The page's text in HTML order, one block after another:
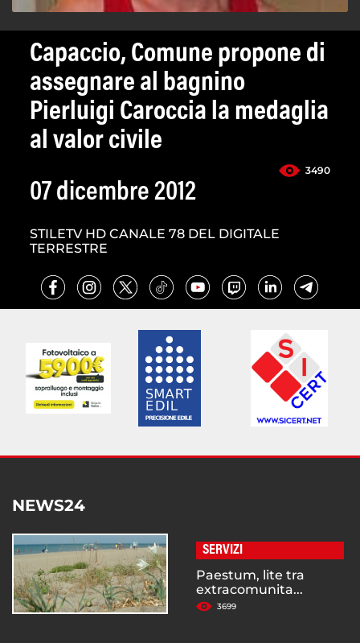
Capaccio, Comune propone di
assegnare al bagnino
Pierluigi Caroccia la medaglia
al valor civile
3490
07 dicembre 2012
STILETV HD CANALE 78 DEL DIGITALE
TERRESTRE
NEWS24
SERVIZI
Paestum, lite tra
extracomunita...
3699